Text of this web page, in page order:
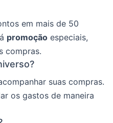
em mais de 50
promoção especiais,
compras.
suas compras.
os gastos de maneira